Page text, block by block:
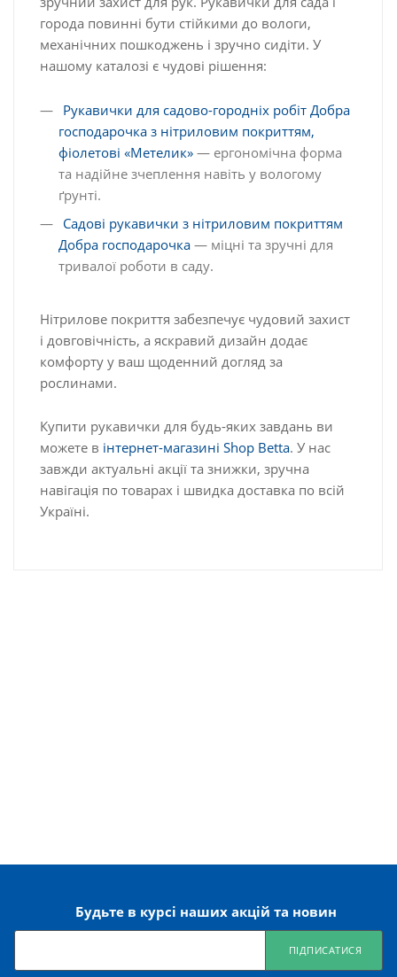
города повинні бути стійкими до вологи,
механічних пошкоджень і зручно сидіти. У
нашому каталозі є чудові рішення:
Рукавички для садово-городніх робіт Добра
господарочка з нітриловим покриттям,
фіолетові «Метелик» — ергономічна форма
та надійне зчеплення навіть у вологому
ґрунті.
Садові рукавички з нітриловим покриттям
Добра господарочка — міцні та зручні для
тривалої роботи в саду.
Нітрилове покриття забезпечує чудовий захист
і довговічність, а яскравий дизайн додає
комфорту у ваш щоденний догляд за
рослинами.
Купити рукавички для будь-яких завдань ви
можете в інтернет-магазині Shop Betta. У нас
завжди актуальні акції та знижки, зручна
навігація по товарах і швидка доставка по всій
Україні.
Будьте в курсі наших акцій та новин
ПІДПИСАТИСЯ